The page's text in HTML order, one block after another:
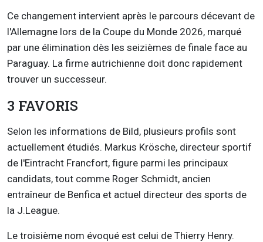
Ce changement intervient après le parcours décevant de
l'Allemagne lors de la Coupe du Monde 2026, marqué
par une élimination dès les seizièmes de finale face au
Paraguay. La firme autrichienne doit donc rapidement
trouver un successeur.
3 FAVORIS
Selon les informations de Bild, plusieurs profils sont
actuellement étudiés. Markus Krösche, directeur sportif
de l'Eintracht Francfort, figure parmi les principaux
candidats, tout comme Roger Schmidt, ancien
entraîneur de Benfica et actuel directeur des sports de
la J.League.
Le troisième nom évoqué est celui de Thierry Henry.